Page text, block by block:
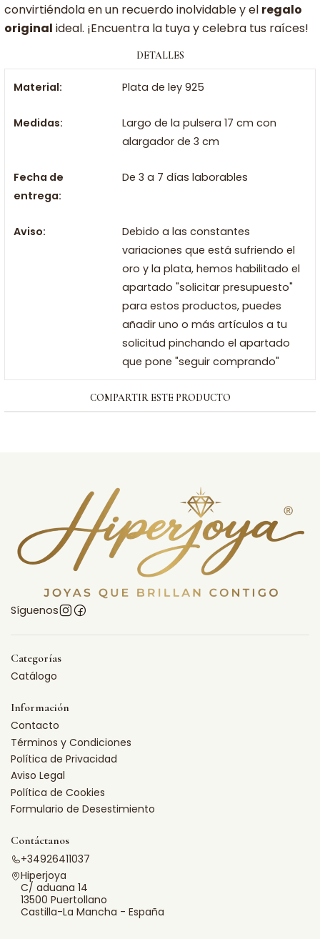
convirtiéndola en un recuerdo inolvidable y el regalo
original ideal. ¡Encuentra la tuya y celebra tus raíces!
DETALLES
Material: Plata de ley 925
Medidas:
Largo de la pulsera 17 cm con
alargador de 3 cm
Fecha de
entrega:
De 3 a 7 días laborables
Aviso:
Debido a las constantes
variaciones que está sufriendo el
oro y la plata, hemos habilitado el
apartado "solicitar presupuesto"
para estos productos, puedes
añadir uno o más artículos a tu
solicitud pinchando el apartado
que pone "seguir comprando"
COMPARTIR ESTE PRODUCTO
Síguenos
Categorías
Catálogo
Información
Contacto
Términos y Condiciones
Política de Privacidad
Aviso Legal
Política de Cookies
Formulario de Desestimiento
Contáctanos
+34926411037
Hiperjoya
C/ aduana 14
13500 Puertollano
Castilla-La Mancha - España